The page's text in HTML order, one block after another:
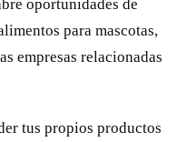
oportunidades de
para mascotas,
empresas relacionadas
tus propios productos